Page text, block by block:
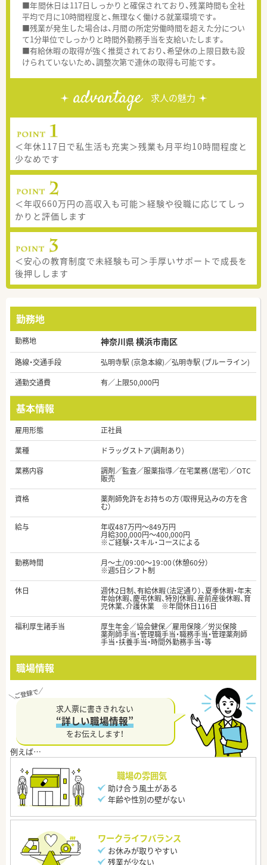
■年間休日は117日しっかりと確保されており、残業時間も全社
平均で月に10時間程度と、無理なく働ける就業環境です。
■残業が発生した場合は、月間の所定労働時間を超えた分につい
て1分単位でしっかりと時間外勤務手当を支給いたします。
■有給休暇の取得が強く推奨されており、希望休の上限日数も設
けられていないため、調整次第で連休の取得も可能です。
advantage 求人の魅力
＜年休117日で私生活も充実＞残業も月平均10時間程度と
少なめです
＜年収660万円の高収入も可能＞経験や役職に応じてしっ
かりと評価します
＜安心の教育制度で未経験も可＞手厚いサポートで成長を
後押しします
勤務地
勤務地 神奈川県 横浜市南区
路線・交通手段
弘明寺駅 (京急本線)／弘明寺駅 (ブルーライン)
通勤交通費
有／上限50,000円
基本情報
雇用形態
正社員
業種
ドラッグストア(調剤あり)
業務内容
調剤／監査／服薬指導／在宅業務（居宅）／OTC
販売
資格
薬剤師免許をお持ちの方（取得見込みの方を含
む）
給与
年収487万円～849万円
月給300,000円～400,000円
※ご経験・スキル・コースによる
勤務時間
月～土/09：00～19：00（休憩60分）
※週5日シフト制
休日
週休2日制、有給休暇（法定通り）、夏季休暇・年末
年始休暇、慶弔休暇、特別休暇、産前産後休暇、育
児休業、介護休業 ※年間休日116日
福利厚生諸手当
厚生年金／協会健保／雇用保険／労災保険
薬剤師手当・管理職手当・職務手当・管理薬剤師
手当・扶養手当・時間外勤務手当・等
職場情報
求人票に書ききれない
“詳しい職場情報”
をお伝えします！
職場の雰囲気
助け合う風土がある
年齢や性別の壁がない
ワークライフバランス
お休みが取りやすい
残業が少ない